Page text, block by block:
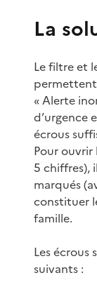
La
Le filtre et
permettent
« Alerte
d’urgence
écrous
Pour ouvrir
5 chiffres),
marqués
constituer
famille.
Les écrous
suivants :